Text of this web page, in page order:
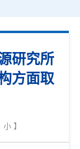
研究所
方面取
小】